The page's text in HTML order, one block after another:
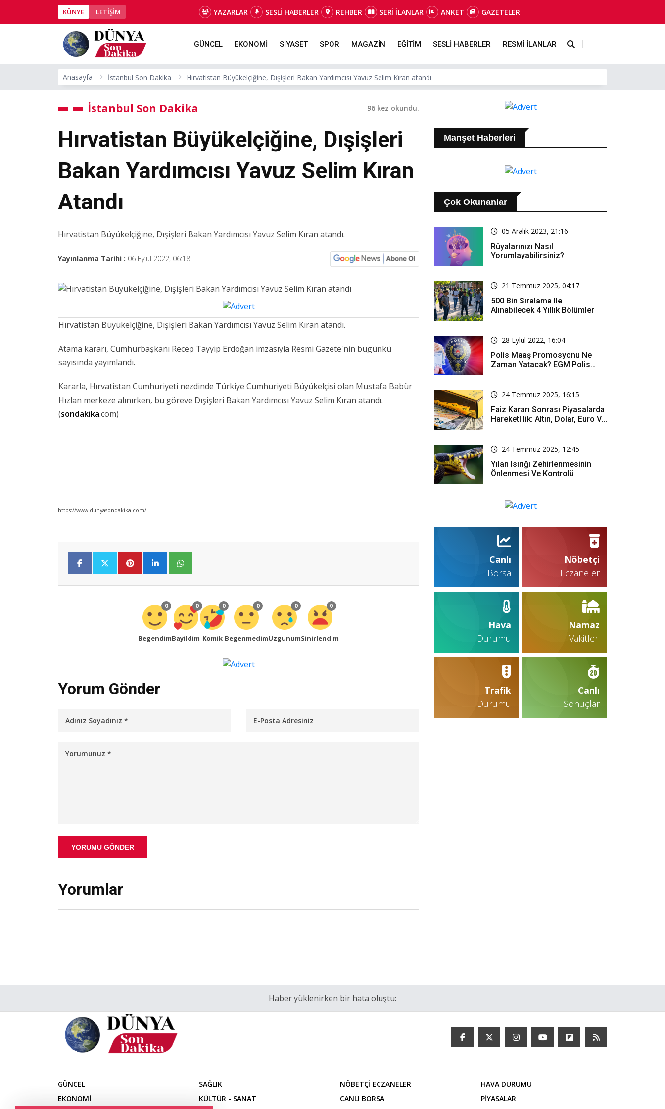
KÜNYE İLETİŞİM YAZARLAR SESLİ HABERLER REHBER SERİ İLANLAR ANKET GAZETELER
GÜNCEL EKONOMİ SİYASET SPOR MAGAZİN EĞİTİM SESLİ HABERLER RESMİ İLANLAR
Anasayfa İstanbul Son Dakika Hırvatistan Büyükelçiğine, Dışişleri Bakan Yardımcısı Yavuz Selim Kıran atandı
İstanbul Son Dakika 96 kez okundu.
Hırvatistan Büyükelçiğine, Dışişleri
Bakan Yardımcısı Yavuz Selim Kıran
Atandı
Hırvatistan Büyükelçiğine, Dışişleri Bakan Yardımcısı Yavuz Selim Kıran atandı.
Yayınlanma Tarihi : 06 Eylül 2022, 06:18
Hırvatistan Büyükelçiğine, Dışişleri Bakan Yardımcısı Yavuz Selim Kıran atandı.
Atama kararı, Cumhurbaşkanı Recep Tayyip Erdoğan imzasıyla Resmi Gazete'nin bugünkü
sayısında yayımlandı.
Kararla, Hırvatistan Cumhuriyeti nezdinde Türkiye Cumhuriyeti Büyükelçisi olan Mustafa Babür
Hızlan merkeze alınırken, bu göreve Dışişleri Bakan Yardımcısı Yavuz Selim Kıran atandı.
(sondakika.com)
https://www.dunyasondakika.com/
0
Begendim
0
Bayildim
0
Komik
0
Begenmedim
0
Uzgunum
0
Sinirlendim
Yorum Gönder
YORUMU GÖNDER
Yorumlar
Manşet Haberleri
Çok Okunanlar
05 Aralık 2023, 21:16
Rüyalarınızı Nasıl
Yorumlayabilirsiniz?
21 Temmuz 2025, 04:17
500 Bin Sıralama Ile
Alınabilecek 4 Yıllık Bölümler
28 Eylül 2022, 16:04
Polis Maaş Promosyonu Ne
Zaman Yatacak? EGM Polis
24 Temmuz 2025, 16:15
Faiz Kararı Sonrası Piyasalarda
Hareketlilik: Altın, Dolar, Euro Ve
24 Temmuz 2025, 12:45
Yılan Isırığı Zehirlenmesinin
Önlenmesi Ve Kontrolü
Canlı
Borsa
Nöbetçi
Eczaneler
Hava
Durumu
Namaz
Vakitleri
Trafik
Durumu
Canlı
Sonuçlar
Haber yüklenirken bir hata oluştu:
GÜNCEL
EKONOMİ
SAĞLIK
KÜLTÜR - SANAT
NÖBETÇİ ECZANELER
CANLI BORSA
HAVA DURUMU
PİYASALAR